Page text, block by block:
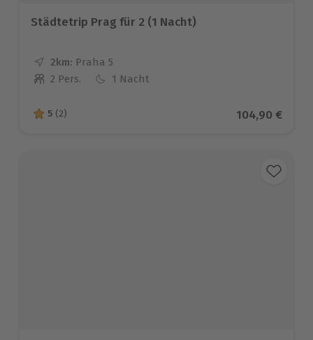
Städtetrip Prag für 2 (1 Nacht)
2km: Entfernung
Standort
Praha 5
Anzahl der Teilnehmer
2 Pers. 1 Nacht
5 von 5 Sternen basierend auf 2 Bewertungen
5 (2) Aktueller
104,90 €